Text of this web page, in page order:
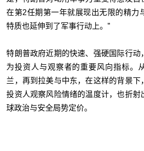
在第2任期第一年就展现出无限的精力
特质也延伸到了军事行动上。”
特朗普政府近期的快速、强硬国际行动
为投资人与观察者的重要风向指标。
兰，再到拉美与中东，在这样的背景下
投资人观察风险情绪的温度计，也折射
球政治与安全局势定价。